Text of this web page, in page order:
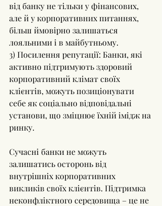
від банку не тільки у фінансових,
але й у корпоративних питаннях,
більш ймовірно залишаться
лояльними і в майбутньому.
3) Посилення репутації: Банки, які
активно підтримують здоровий
корпоративний клімат своїх
клієнтів, можуть позиціонувати
себе як соціально відповідальні
установи, що зміцнює їхній імідж на
ринку.
Сучасні банки не можуть
залишатись осторонь від
внутрішніх корпоративних
викликів своїх клієнтів. Підтримка
неконфліктного середовища – це не